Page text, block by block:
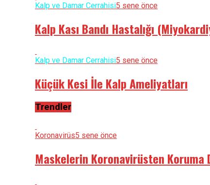
Kalp ve Damar Cerrahisi5 sene önce
Kalp Kası Bandı Hastalığı
Kalp ve Damar Cerrahisi5 sene önce
Küçük Kesi İle Kalp Ameliyatları
Trendler
Koronavirüs5 sene önce
Maskelerin Koronavirüsten Koruma